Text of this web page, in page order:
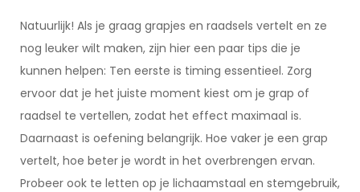
Natuurlijk! Als je graag grapjes en raadsels vertelt en ze
nog leuker wilt maken, zijn hier een paar tips die je
kunnen helpen: Ten eerste is timing essentieel. Zorg
ervoor dat je het juiste moment kiest om je grap of
raadsel te vertellen, zodat het effect maximaal is.
Daarnaast is oefening belangrijk. Hoe vaker je een grap
vertelt, hoe beter je wordt in het overbrengen ervan.
Probeer ook te letten op je lichaamstaal en stemgebruik,